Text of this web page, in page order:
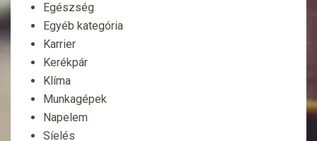
Egészség
Egyéb kategória
Karrier
Kerékpár
Klíma
Munkagépek
Napelem
Síelés